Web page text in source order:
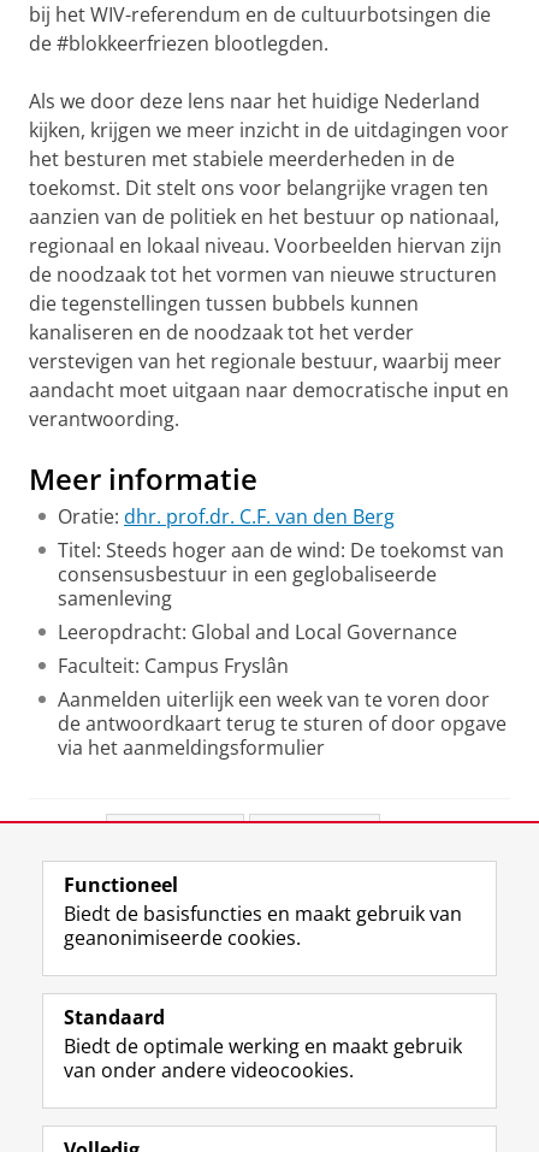
bij het WIV-referendum en de cultuurbotsingen die
de #blokkeerfriezen blootlegden.
Als we door deze lens naar het huidige Nederland
kijken, krijgen we meer inzicht in de uitdagingen voor
het besturen met stabiele meerderheden in de
toekomst. Dit stelt ons voor belangrijke vragen ten
aanzien van de politiek en het bestuur op nationaal,
regionaal en lokaal niveau. Voorbeelden hiervan zijn
de noodzaak tot het vormen van nieuwe structuren
die tegenstellingen tussen bubbels kunnen
kanaliseren en de noodzaak tot het verder
verstevigen van het regionale bestuur, waarbij meer
aandacht moet uitgaan naar democratische input en
verantwoording.
Meer informatie
Oratie: dhr. prof.dr. C.F. van den Berg
Titel: Steeds hoger aan de wind: De toekomst van
consensusbestuur in een geglobaliseerde
samenleving
Leeropdracht: Global and Local Governance
Faculteit: Campus Fryslân
Aanmelden uiterlijk een week van te voren door
de antwoordkaart terug te sturen of door opgave
via het aanmeldingsformulier
View this page in:English
Volg de RUG
F
a
e
b
o
L
i
k
e
I
R
S
-
f
e
I
n
t
r
Y
o
T
e
Studiekiezers
Alumni
Functioneel
Biedt de basisfuncties en maakt gebruik van
geanonimiseerde cookies.
Standaard
Biedt de optimale werking en maakt gebruik
van onder andere videocookies.